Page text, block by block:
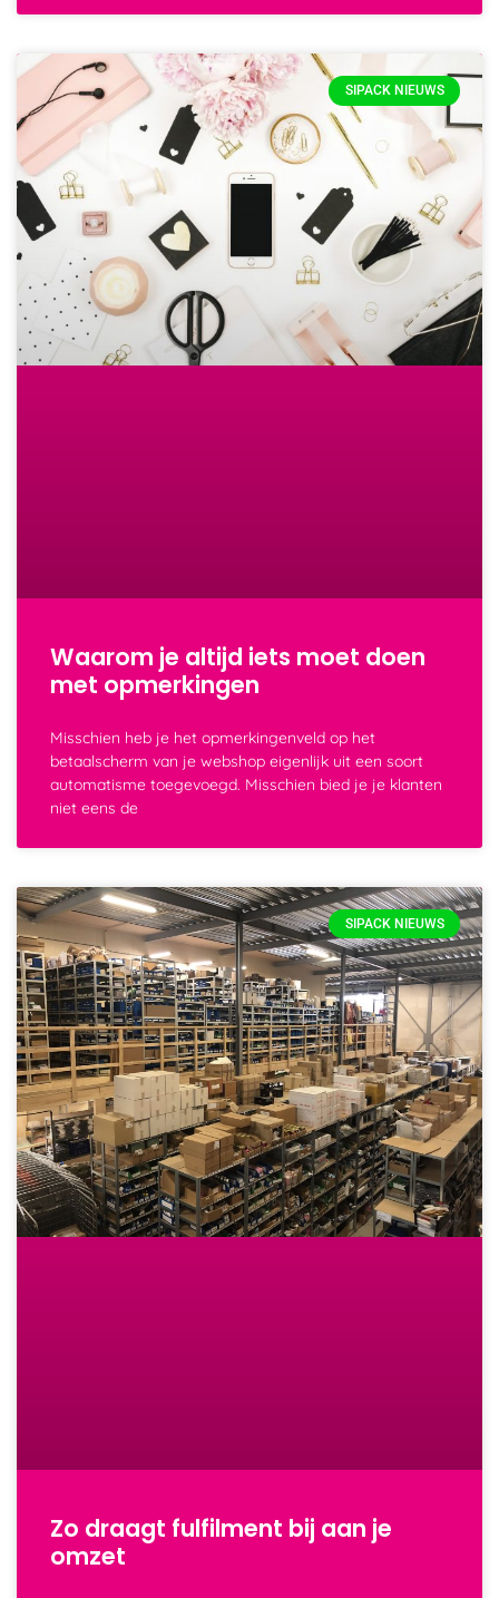
SIPACK NIEUWS
Waarom je altijd iets moet doen
met opmerkingen
Misschien heb je het opmerkingenveld op het
betaalscherm van je webshop eigenlijk uit een soort
automatisme toegevoegd. Misschien bied je je klanten
niet eens de
SIPACK NIEUWS
Zo draagt fulfilment bij aan je
omzet